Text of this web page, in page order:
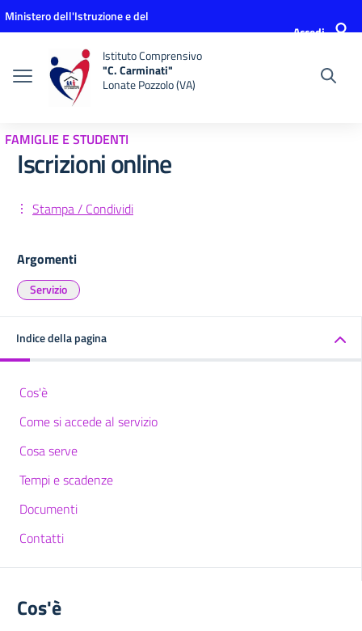
Vai ai contenuti
Vai al menu di navigazione
Vai al footer
Ministero dell'Istruzione e del
Accedi
Istituto Comprensivo
"C. Carminati"
Lonate Pozzolo (VA)
FAMIGLIE E STUDENTI
Iscrizioni online
Stampa / Condividi
Argomenti
Servizio
Indice della pagina
Cos'è
Come si accede al servizio
Cosa serve
Tempi e scadenze
Documenti
Contatti
Cos'è